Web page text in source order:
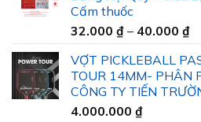
Cấm thuốc
32.000 ₫ – 40.000 ₫
từ
VỢT PICKLEBALL
TOUR 14MM- PHÂN
CÔNG TY TIẾN
4.000.000 ₫